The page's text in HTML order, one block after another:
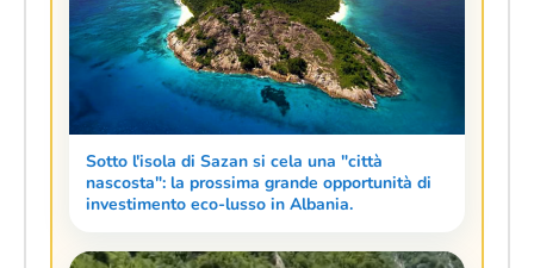
Sotto l'isola di Sazan si cela una "città
nascosta": la prossima grande opportunità di
investimento eco-lusso in Albania.